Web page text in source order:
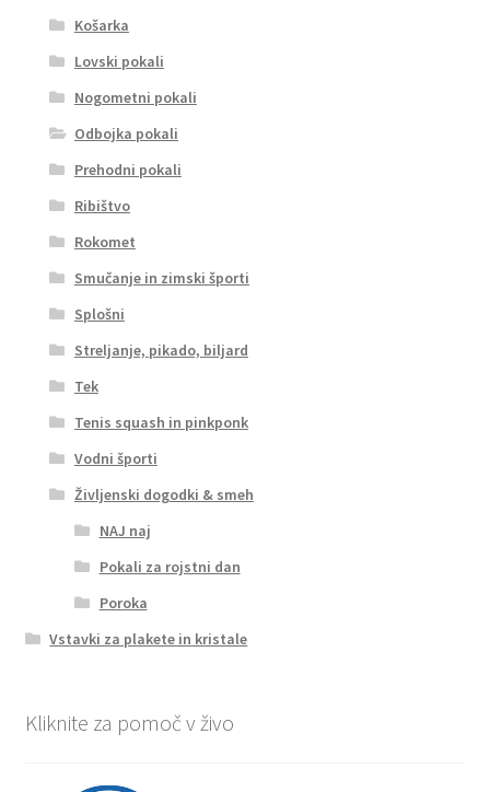
Košarka
Lovski pokali
Nogometni pokali
Odbojka pokali
Prehodni pokali
Ribištvo
Rokomet
Smučanje in zimski športi
Splošni
Streljanje, pikado, biljard
Tek
Tenis squash in pinkponk
Vodni športi
Življenski dogodki & smeh
NAJ naj
Pokali za rojstni dan
Poroka
Vstavki za plakete in kristale
Kliknite za pomoč v živo